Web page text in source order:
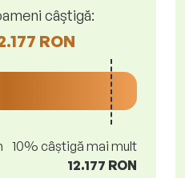
câștigă:
RON
10% câștigă mai mult
12.177 RON